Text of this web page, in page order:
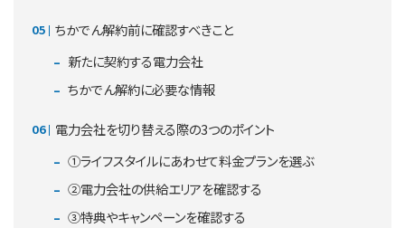
ちかでん解約前に確認すべきこと
新たに契約する電力会社
ちかでん解約に必要な情報
電力会社を切り替える際の3つのポイント
①ライフスタイルにあわせて料金プランを選ぶ
②電力会社の供給エリアを確認する
③特典やキャンペーンを確認する